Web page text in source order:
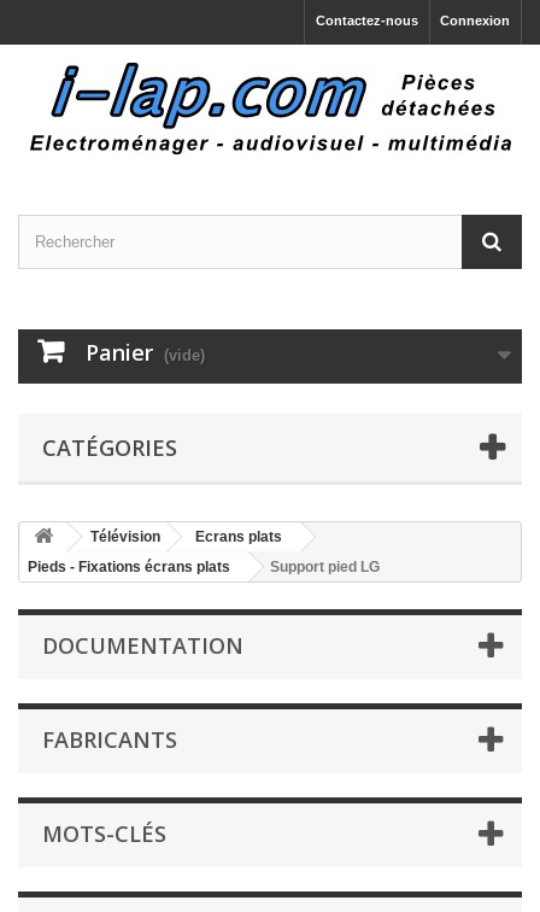
Connexion
Contactez-nous
Panier (vide)
CATÉGORIES
Télévision
Ecrans plats
Pieds - Fixations écrans plats
Support pied LG
DOCUMENTATION
FABRICANTS
MOTS-CLÉS